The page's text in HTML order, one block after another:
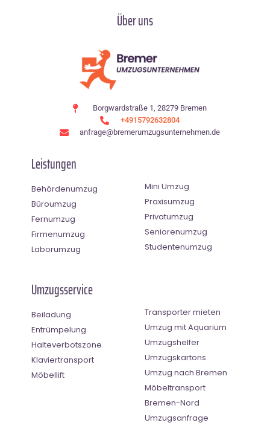
Über uns
Borgwardstraße 1, 28279 Bremen
+4915792632804
anfrage@bremerumzugsunternehmen.de
Leistungen
Behördenumzug
Büroumzug
Fernumzug
Firmenumzug
Laborumzug
Mini Umzug
Praxisumzug
Privatumzug
Seniorenumzug
Studentenumzug
Umzugsservice
Beiladung
Entrümpelung
Halteverbotszone
Klaviertransport
Möbellift
Transporter mieten
Umzug mit Aquarium
Umzugshelfer
Umzugskartons
Umzug nach Bremen
Möbeltransport
Bremen-Nord
Umzugsanfrage